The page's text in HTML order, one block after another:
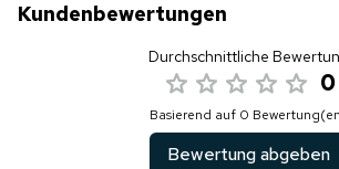
Kundenbewertungen
Durchschnittliche
0
Basierend auf 0
Bewertung abgeben